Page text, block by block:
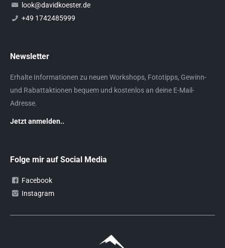
look@davidkoester.de
+49 1742485999
Newsletter
Erhalte Informationen zu neuen Workshops, Fototipps, Gewinn-
und Rabattaktionen bequem und kostenlos an deine E-Mail-
Adresse.
Jetzt anmelden..
Folge mir auf Social Media
Facebook
Instagram